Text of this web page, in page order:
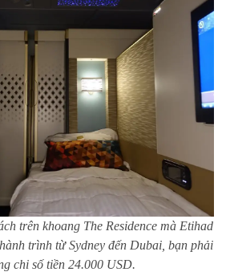
trên khoang The Residence mà Etihad
trình từ Sydney đến Dubai, bạn phải
chi số tiền 24.000 USD.